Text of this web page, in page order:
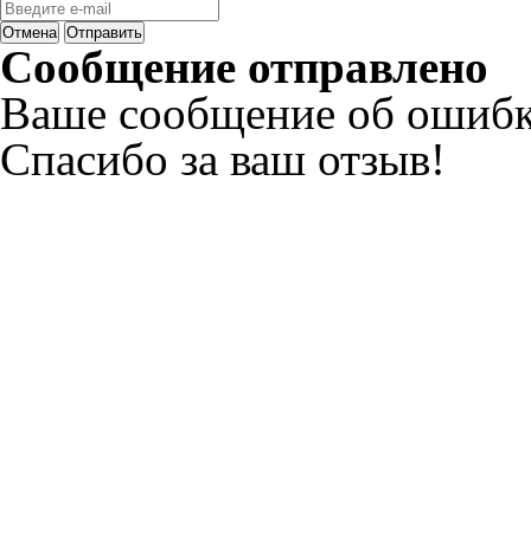
Отмена Отправить
Сообщение отправлено
Ваше сообщение об
Спасибо за ваш отзыв!